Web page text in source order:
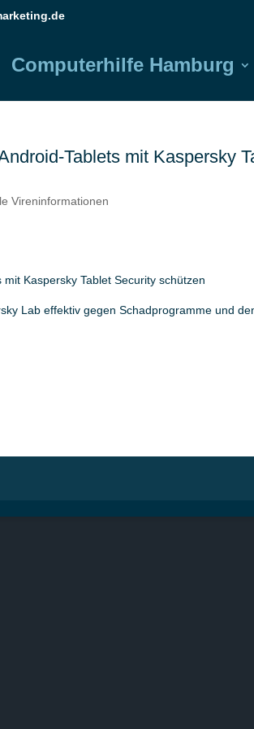
Computerhilfe Hamburg
Tablets mit Kaspersky
Vireninformationen
Kaspersky Tablet Security schützen
Lab effektiv gegen Schadprogramme und